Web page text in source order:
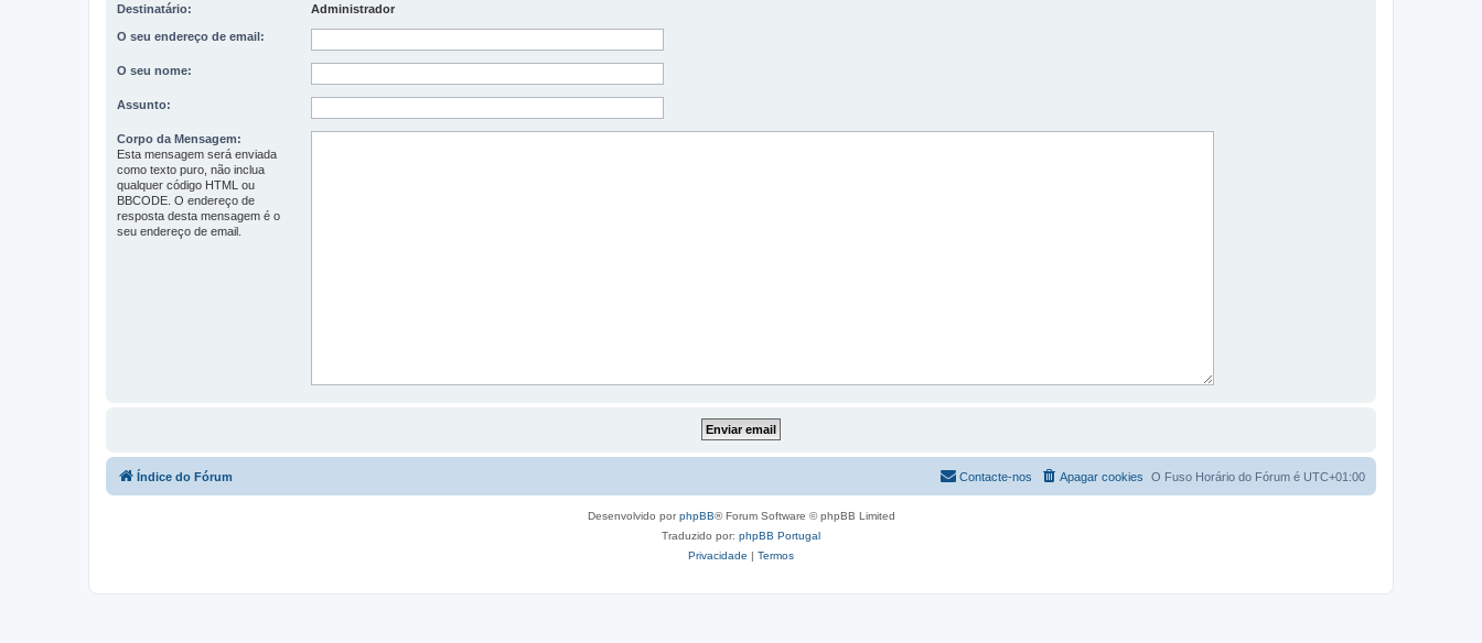
Destinatário: Administrador
O seu endereço de email:
O seu nome:
Assunto:
Corpo da Mensagem:
Esta mensagem será enviada
como texto puro, não inclua
qualquer código HTML ou
BBCODE. O endereço de
resposta desta mensagem é o
seu endereço de email.
Índice do Fórum O Fuso Horário do Fórum é UTC+01:00
Apagar cookies
Contacte-nos
Desenvolvido porphpBB® Forum Software © phpBB Limited
Traduzido por: phpBB Portugal
Privacidade | Termos